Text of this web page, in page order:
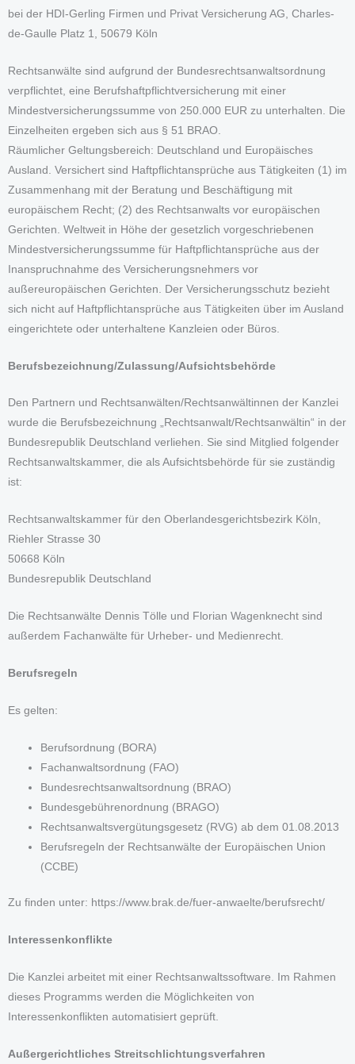
bei der HDI-Gerling Firmen und Privat Versicherung AG, Charles-
de-Gaulle Platz 1, 50679 Köln
Rechtsanwälte sind aufgrund der Bundesrechtsanwaltsordnung
verpflichtet, eine Berufshaftpflichtversicherung mit einer
Mindestversicherungssumme von 250.000 EUR zu unterhalten. Die
Einzelheiten ergeben sich aus § 51 BRAO.
Räumlicher Geltungsbereich: Deutschland und Europäisches
Ausland. Versichert sind Haftpflichtansprüche aus Tätigkeiten (1) im
Zusammenhang mit der Beratung und Beschäftigung mit
europäischem Recht; (2) des Rechtsanwalts vor europäischen
Gerichten. Weltweit in Höhe der gesetzlich vorgeschriebenen
Mindestversicherungssumme für Haftpflichtansprüche aus der
Inanspruchnahme des Versicherungsnehmers vor
außereuropäischen Gerichten. Der Versicherungsschutz bezieht
sich nicht auf Haftpflichtansprüche aus Tätigkeiten über im Ausland
eingerichtete oder unterhaltene Kanzleien oder Büros.
Berufsbezeichnung/Zulassung/Aufsichtsbehörde
Den Partnern und Rechtsanwälten/Rechtsanwältinnen der Kanzlei
wurde die Berufsbezeichnung „Rechtsanwalt/Rechtsanwältin“ in der
Bundesrepublik Deutschland verliehen. Sie sind Mitglied folgender
Rechtsanwaltskammer, die als Aufsichtsbehörde für sie zuständig
ist:
Rechtsanwaltskammer für den Oberlandesgerichtsbezirk Köln,
Riehler Strasse 30
50668 Köln
Bundesrepublik Deutschland
Die Rechtsanwälte Dennis Tölle und Florian Wagenknecht sind
außerdem Fachanwälte für Urheber- und Medienrecht.
Berufsregeln
Es gelten:
Berufsordnung (BORA)
Fachanwaltsordnung (FAO)
Bundesrechtsanwaltsordnung (BRAO)
Bundesgebührenordnung (BRAGO)
Rechtsanwaltsvergütungsgesetz (RVG) ab dem 01.08.2013
Berufsregeln der Rechtsanwälte der Europäischen Union
(CCBE)
Zu finden unter: https://www.brak.de/fuer-anwaelte/berufsrecht/
Interessenkonflikte
Die Kanzlei arbeitet mit einer Rechtsanwaltssoftware. Im Rahmen
dieses Programms werden die Möglichkeiten von
Interessenkonflikten automatisiert geprüft.
Außergerichtliches Streitschlichtungsverfahren